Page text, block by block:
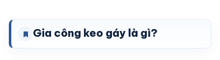
Gia công keo gáy là gì?